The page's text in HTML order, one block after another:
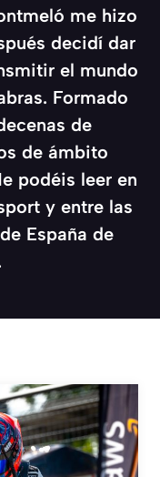
me hizo
decidí dar
el mundo
Formado
de
de ámbito
podéis leer en
y entre las
España de